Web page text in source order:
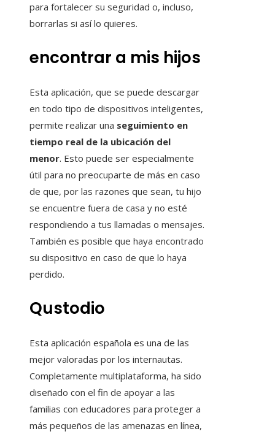
para fortalecer su seguridad o, incluso,
borrarlas si así lo quieres.
encontrar a mis hijos
Esta aplicación, que se puede descargar
en todo tipo de dispositivos inteligentes,
permite realizar una seguimiento en
tiempo real de la ubicación del
menor. Esto puede ser especialmente
útil para no preocuparte de más en caso
de que, por las razones que sean, tu hijo
se encuentre fuera de casa y no esté
respondiendo a tus llamadas o mensajes.
También es posible que haya encontrado
su dispositivo en caso de que lo haya
perdido.
Qustodio
Esta aplicación española es una de las
mejor valoradas por los internautas.
Completamente multiplataforma, ha sido
diseñado con el fin de apoyar a las
familias con educadores para proteger a
más pequeños de las amenazas en línea,